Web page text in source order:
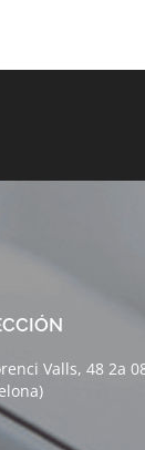
Valls, 48 2a